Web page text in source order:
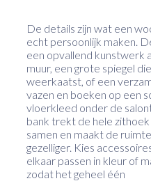
De details zijn wat een
echt persoonlijk maken.
een opvallend kunstwerk
muur, een grote spiegel
weerkaatst, of een
vazen en boeken op een
vloerkleed onder de
bank trekt de hele zithoek
samen en maakt de ruimte
gezelliger. Kies
elkaar passen in kleur of
zodat het geheel één